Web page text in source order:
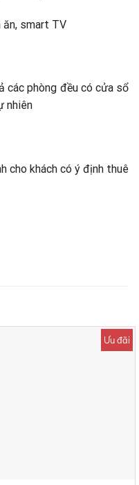
ăn, smart TV
các phòng đều có cửa sổ
nhiên
cho khách có ý định thuê
Ưu đãi